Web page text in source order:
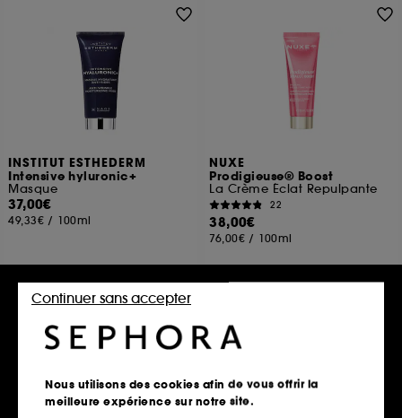
INSTITUT ESTHEDERM
Intensive hyluronic+
Masque
37,00€
49,33€ / 100ml
Ajouter au panier
NUXE
Prodigieuse® Boost
La Crème Éclat Repulpante
22
38,00€
76,00€ / 100ml
Nous utilisons des cookies afin de vous offrir la
meilleure expérience sur notre site.
Continuer sans accepter